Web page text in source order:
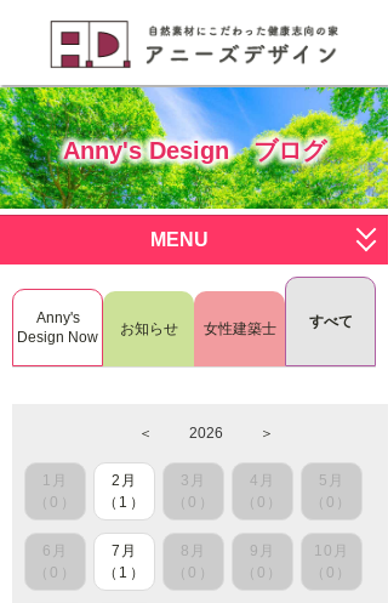
Anny's Design ブログ
MENU
サービス一覧
すまいく
RenoDeco
L.I.S.H
施工写真
スタッフ募集
お問い合わせはこちら
Anny's
Design Now
お知らせ 女性建築士 すべて
＜ 2026 ＞
1月
（0）
2月
（1）
3月
（0）
4月
（0）
5月
（0）
6月
（0）
7月
（1）
8月
（0）
9月
（0）
10月
（0）